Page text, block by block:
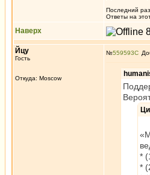
Последний
Ответы на
Наверх
Йцу
Гость
Откуда: Moscow
№559593
*
*